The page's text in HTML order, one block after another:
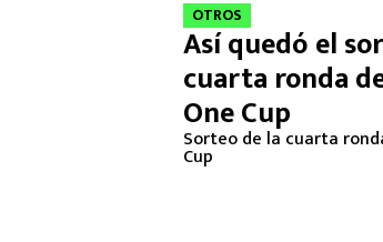
OTROS
Así quedó el
cuarta ronda
One Cup
Sorteo de la cuarta
Cup